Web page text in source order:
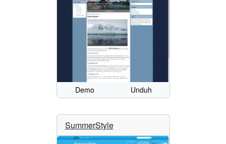
Demo Unduh
SummerStyle